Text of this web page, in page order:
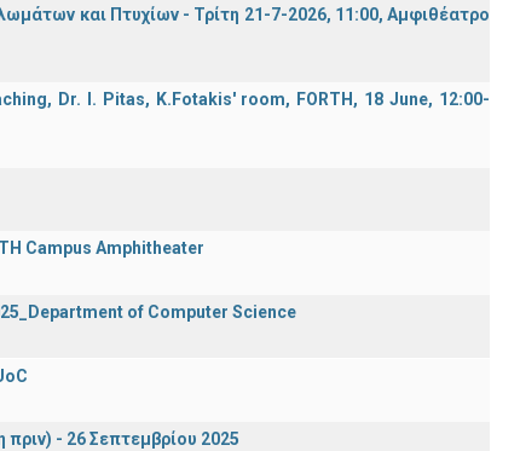
και Πτυχίων - Τρίτη 21-7-2026, 11:00, Αμφιθέατρο
Dr. I. Pitas, K.Fotakis' room, FORTH, 18 June, 12:00-
Campus Amphitheater
of Computer Science
- 26 Σεπτεμβρίου 2025